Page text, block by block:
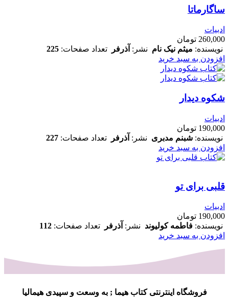
ساگارماتا
ادبیات
260,000 تومان
نویسنده: میثم نیک نام نشر: آذرفر تعداد صفحات: 225
افزودن به سبد خرید
شکوه دیدار
ادبیات
190,000 تومان
نویسنده: شبنم مدبری نشر: آذرفر تعداد صفحات: 227
افزودن به سبد خرید
قلبی برای تو
ادبیات
190,000 تومان
نویسنده: فاطمه کولیوند نشر: آذرفر تعداد صفحات: 112
افزودن به سبد خرید
فروشگاه اینترنتی کتاب هیما ; به وسعت و سپیدی هیمالیا